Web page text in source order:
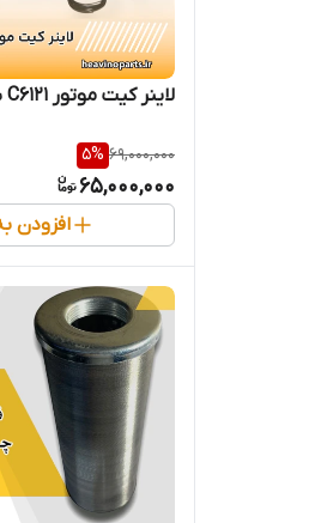
لاینر کیت موتور C6121 شانگهای دیزل
69,000,000
5%
65,000,000
افزودن